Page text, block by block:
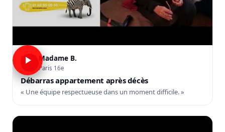
Madame B.
Paris 16e
Débarras appartement après décès
« Une équipe respectueuse dans un moment difficile. »